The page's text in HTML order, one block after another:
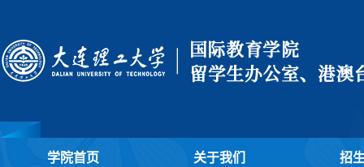
学院首页 关于我们 招